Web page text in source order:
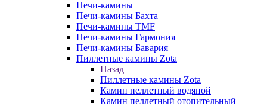
Печи-камины
Печи-камины Бахта
Печи-камины TMF
Печи-камины Гармония
Печи-камины Бавария
Пиллетные камины Zota
Назад
Пиллетные камины Zota
Камин пеллетный водяной
Камин пеллетный отопительный